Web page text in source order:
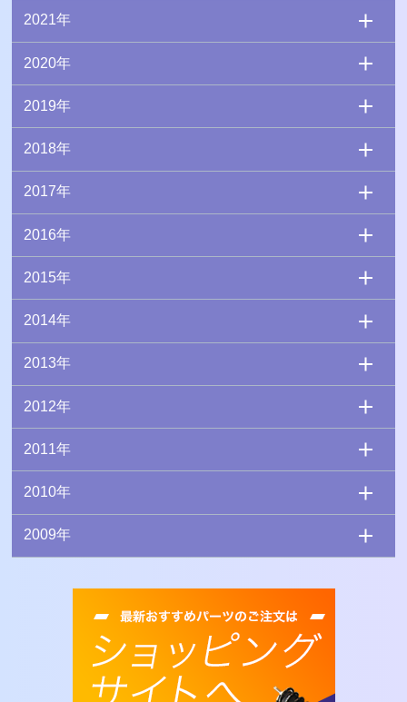
2021年
2020年
2019年
2018年
2017年
2016年
2015年
2014年
2013年
2012年
2011年
2010年
2009年